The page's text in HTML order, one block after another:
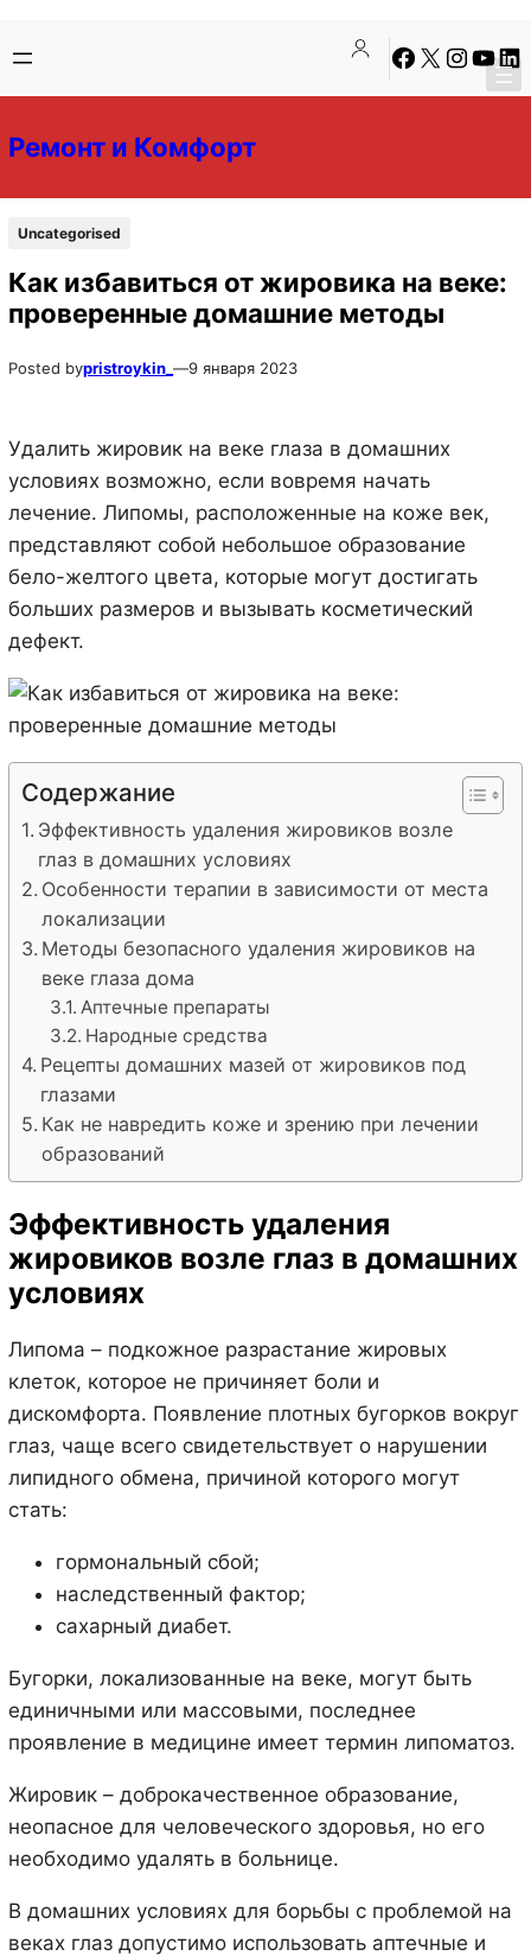
содержимому
содержимому
Facebook
X Instagram
Ремонт и Комфорт
Uncategorised
Как избавиться от жировика на веке:
проверенные домашние методы
Posted bypristroykin_ —9 января 2023
Удалить жировик на веке глаза в домашних
условиях возможно, если вовремя начать
лечение. Липомы, расположенные на коже век,
представляют собой небольшое образование
бело-желтого цвета, которые могут достигать
больших размеров и вызывать косметический
дефект.
Содержание
Эффективность удаления жировиков возле
глаз в домашних условиях
Особенности терапии в зависимости от места
локализации
Методы безопасного удаления жировиков на
веке глаза дома
Аптечные препараты
Народные средства
Рецепты домашних мазей от жировиков под
глазами
Как не навредить коже и зрению при лечении
образований
Эффективность удаления
жировиков возле глаз в домашних
условиях
Липома – подкожное разрастание жировых
клеток, которое не причиняет боли и
дискомфорта. Появление плотных бугорков вокруг
глаз, чаще всего свидетельствует о нарушении
липидного обмена, причиной которого могут
стать:
гормональный сбой;
наследственный фактор;
сахарный диабет.
Бугорки, локализованные на веке, могут быть
единичными или массовыми, последнее
проявление в медицине имеет термин липоматоз.
Жировик – доброкачественное образование,
неопасное для человеческого здоровья, но его
необходимо удалять в больнице.
В домашних условиях для борьбы с проблемой на
веках глаз допустимо использовать аптечные и